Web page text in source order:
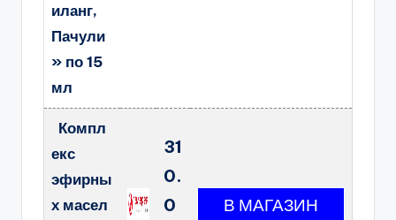
иланг,
Пачули
» по 15
мл
Компл
екс
эфирны
х масел
31
0.
0